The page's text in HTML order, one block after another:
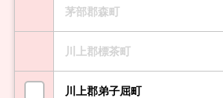
茅部郡森町
川上郡標茶町
川上郡弟子屈町